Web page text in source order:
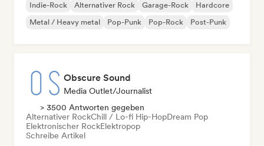
Indie-Rock Alternativer Rock Garage-Rock
Hardcore
Metal / Heavy metal
Pop-Punk Pop-Rock Post-Punk
Obscure Sound
Media Outlet/Journalist
> 3500 Antworten gegeben
Alternativer RockChill / Lo-fi Hip-HopDream Pop
Elektronischer RockElektropop
Schreibe Artikel